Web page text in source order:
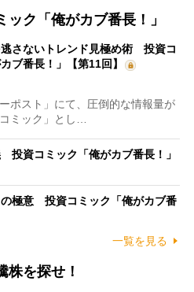
ク「俺がカブ番長！」
逃さないトレンド見極め術 投資コ
ブ番長！」【第11回】
ポスト」にて、圧倒的な情報量が
ミック」とし…
投資コミック「俺がカブ番長！」
極意 投資コミック「俺がカブ番
一覧を見る
株を探せ！